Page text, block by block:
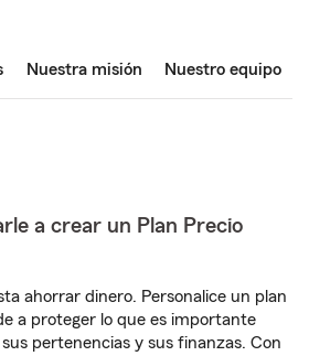
Nuestra misión Nuestro equipo
a crear un Plan Precio
ahorrar dinero. Personalice un plan
a proteger lo que es importante
pertenencias y sus finanzas. Con